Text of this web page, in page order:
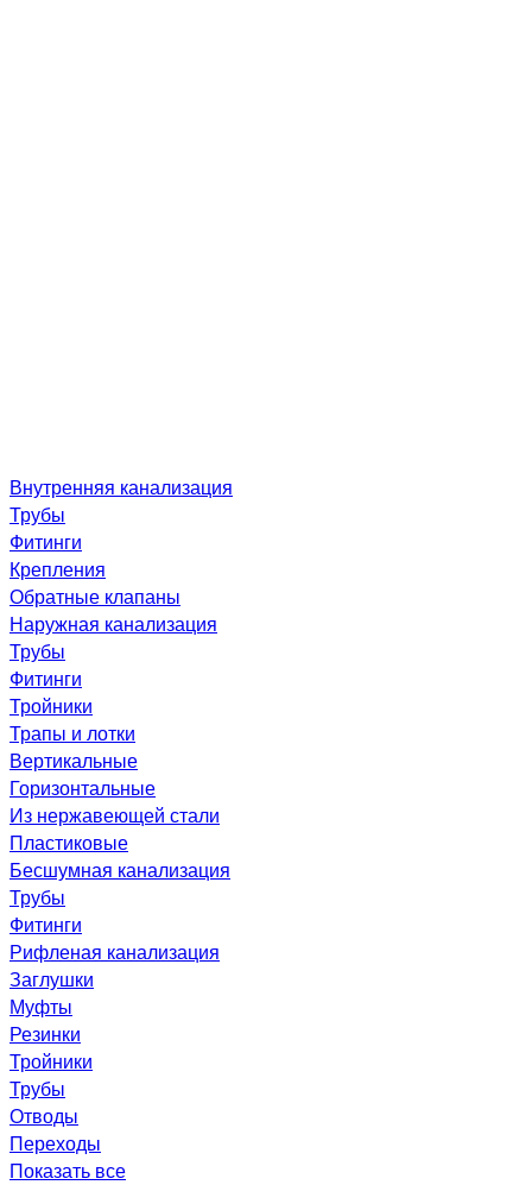
Внутренняя канализация
Трубы
Фитинги
Крепления
Обратные клапаны
Наружная канализация
Трубы
Фитинги
Тройники
Трапы и лотки
Вертикальные
Горизонтальные
Из нержавеющей стали
Пластиковые
Бесшумная канализация
Трубы
Фитинги
Рифленая канализация
Заглушки
Муфты
Резинки
Тройники
Трубы
Отводы
Переходы
Показать все